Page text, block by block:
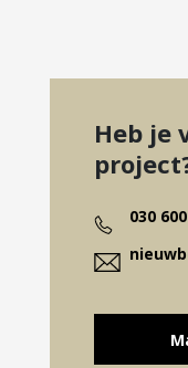
Heb je
030